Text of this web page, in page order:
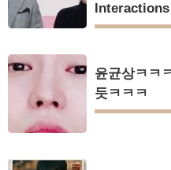
윤균상ㅋㅋ
듯ㅋㅋㅋ